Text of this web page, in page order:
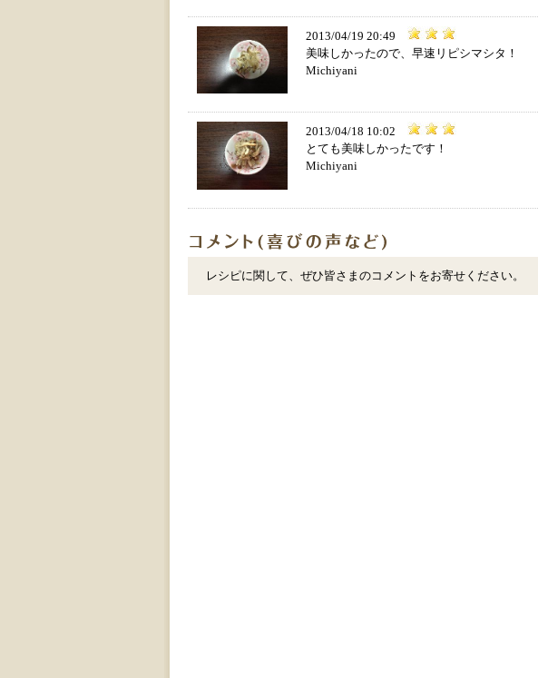
2013/04/19 20:49
美味しかったので、早速リピシマシタ！
Michiyani
2013/04/18 10:02
とても美味しかったです！
Michiyani
レシピに関して、ぜひ皆さまのコメントをお寄せください。